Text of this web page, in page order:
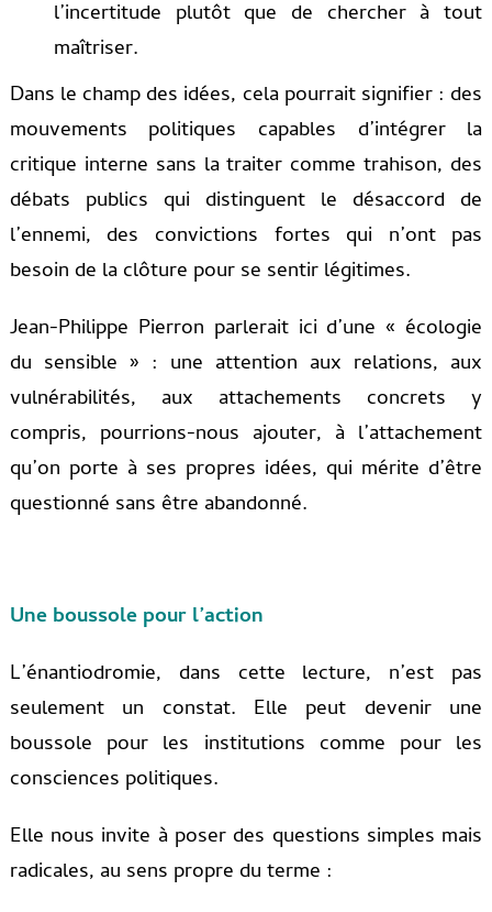
l’incertitude plutôt que de chercher à tout
maîtriser.
Dans le champ des idées, cela pourrait signifier : des
mouvements politiques capables d’intégrer la
critique interne sans la traiter comme trahison, des
débats publics qui distinguent le désaccord de
l’ennemi, des convictions fortes qui n’ont pas
besoin de la clôture pour se sentir légitimes.
Jean-Philippe Pierron parlerait ici d’une « écologie
du sensible » : une attention aux relations, aux
vulnérabilités, aux attachements concrets y
compris, pourrions-nous ajouter, à l’attachement
qu’on porte à ses propres idées, qui mérite d’être
questionné sans être abandonné.
Une boussole pour l’action
L’énantiodromie, dans cette lecture, n’est pas
seulement un constat. Elle peut devenir une
boussole pour les institutions comme pour les
consciences politiques.
Elle nous invite à poser des questions simples mais
radicales, au sens propre du terme :